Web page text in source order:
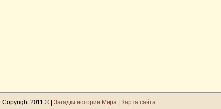
Copyright 2011 © | Загадки истории Мира
Карта сайта